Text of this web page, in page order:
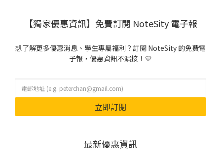
【獨家優惠資訊】免費訂閱 NoteSity 電子報
想了解更多優惠消息、學生專屬福利？訂閱 NoteSity 的免費電
子報，優惠資訊不漏接！💛
立即訂閱
最新優惠資訊